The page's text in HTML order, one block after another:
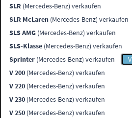
SLR (Mercedes-Benz) verkaufen
SLR McLaren (Mercedes-Benz) verkaufen
SLS AMG (Mercedes-Benz) verkaufen
SLS-Klasse (Mercedes-Benz) verkaufen
Sprinter (Mercedes-Benz) verkaufen
V
V 200 (Mercedes-Benz) verkaufen
V 220 (Mercedes-Benz) verkaufen
V 230 (Mercedes-Benz) verkaufen
V 250 (Mercedes-Benz) verkaufen